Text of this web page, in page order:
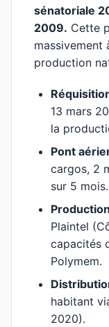
sénatoriale
2009. Cette
massivement
production
13 mars
la
Pont
cargos, 2
sur 5 mois.
Plaintel
capacités
Polymem.
habitant
2020).